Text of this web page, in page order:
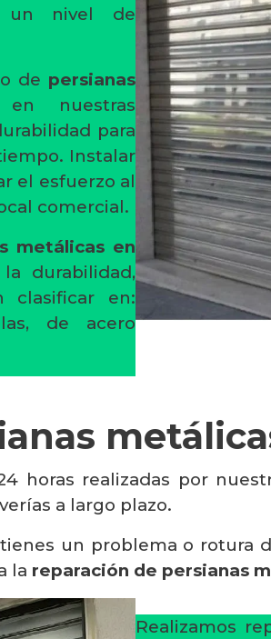
un nivel de
de persianas
nuestras
para
Instalar
el esfuerzo al
comercial.
metálicas en
durabilidad,
clasificar en:
de acero
horas realizadas por
a largo plazo.
un problema o
la reparación de persianas
Realizamos